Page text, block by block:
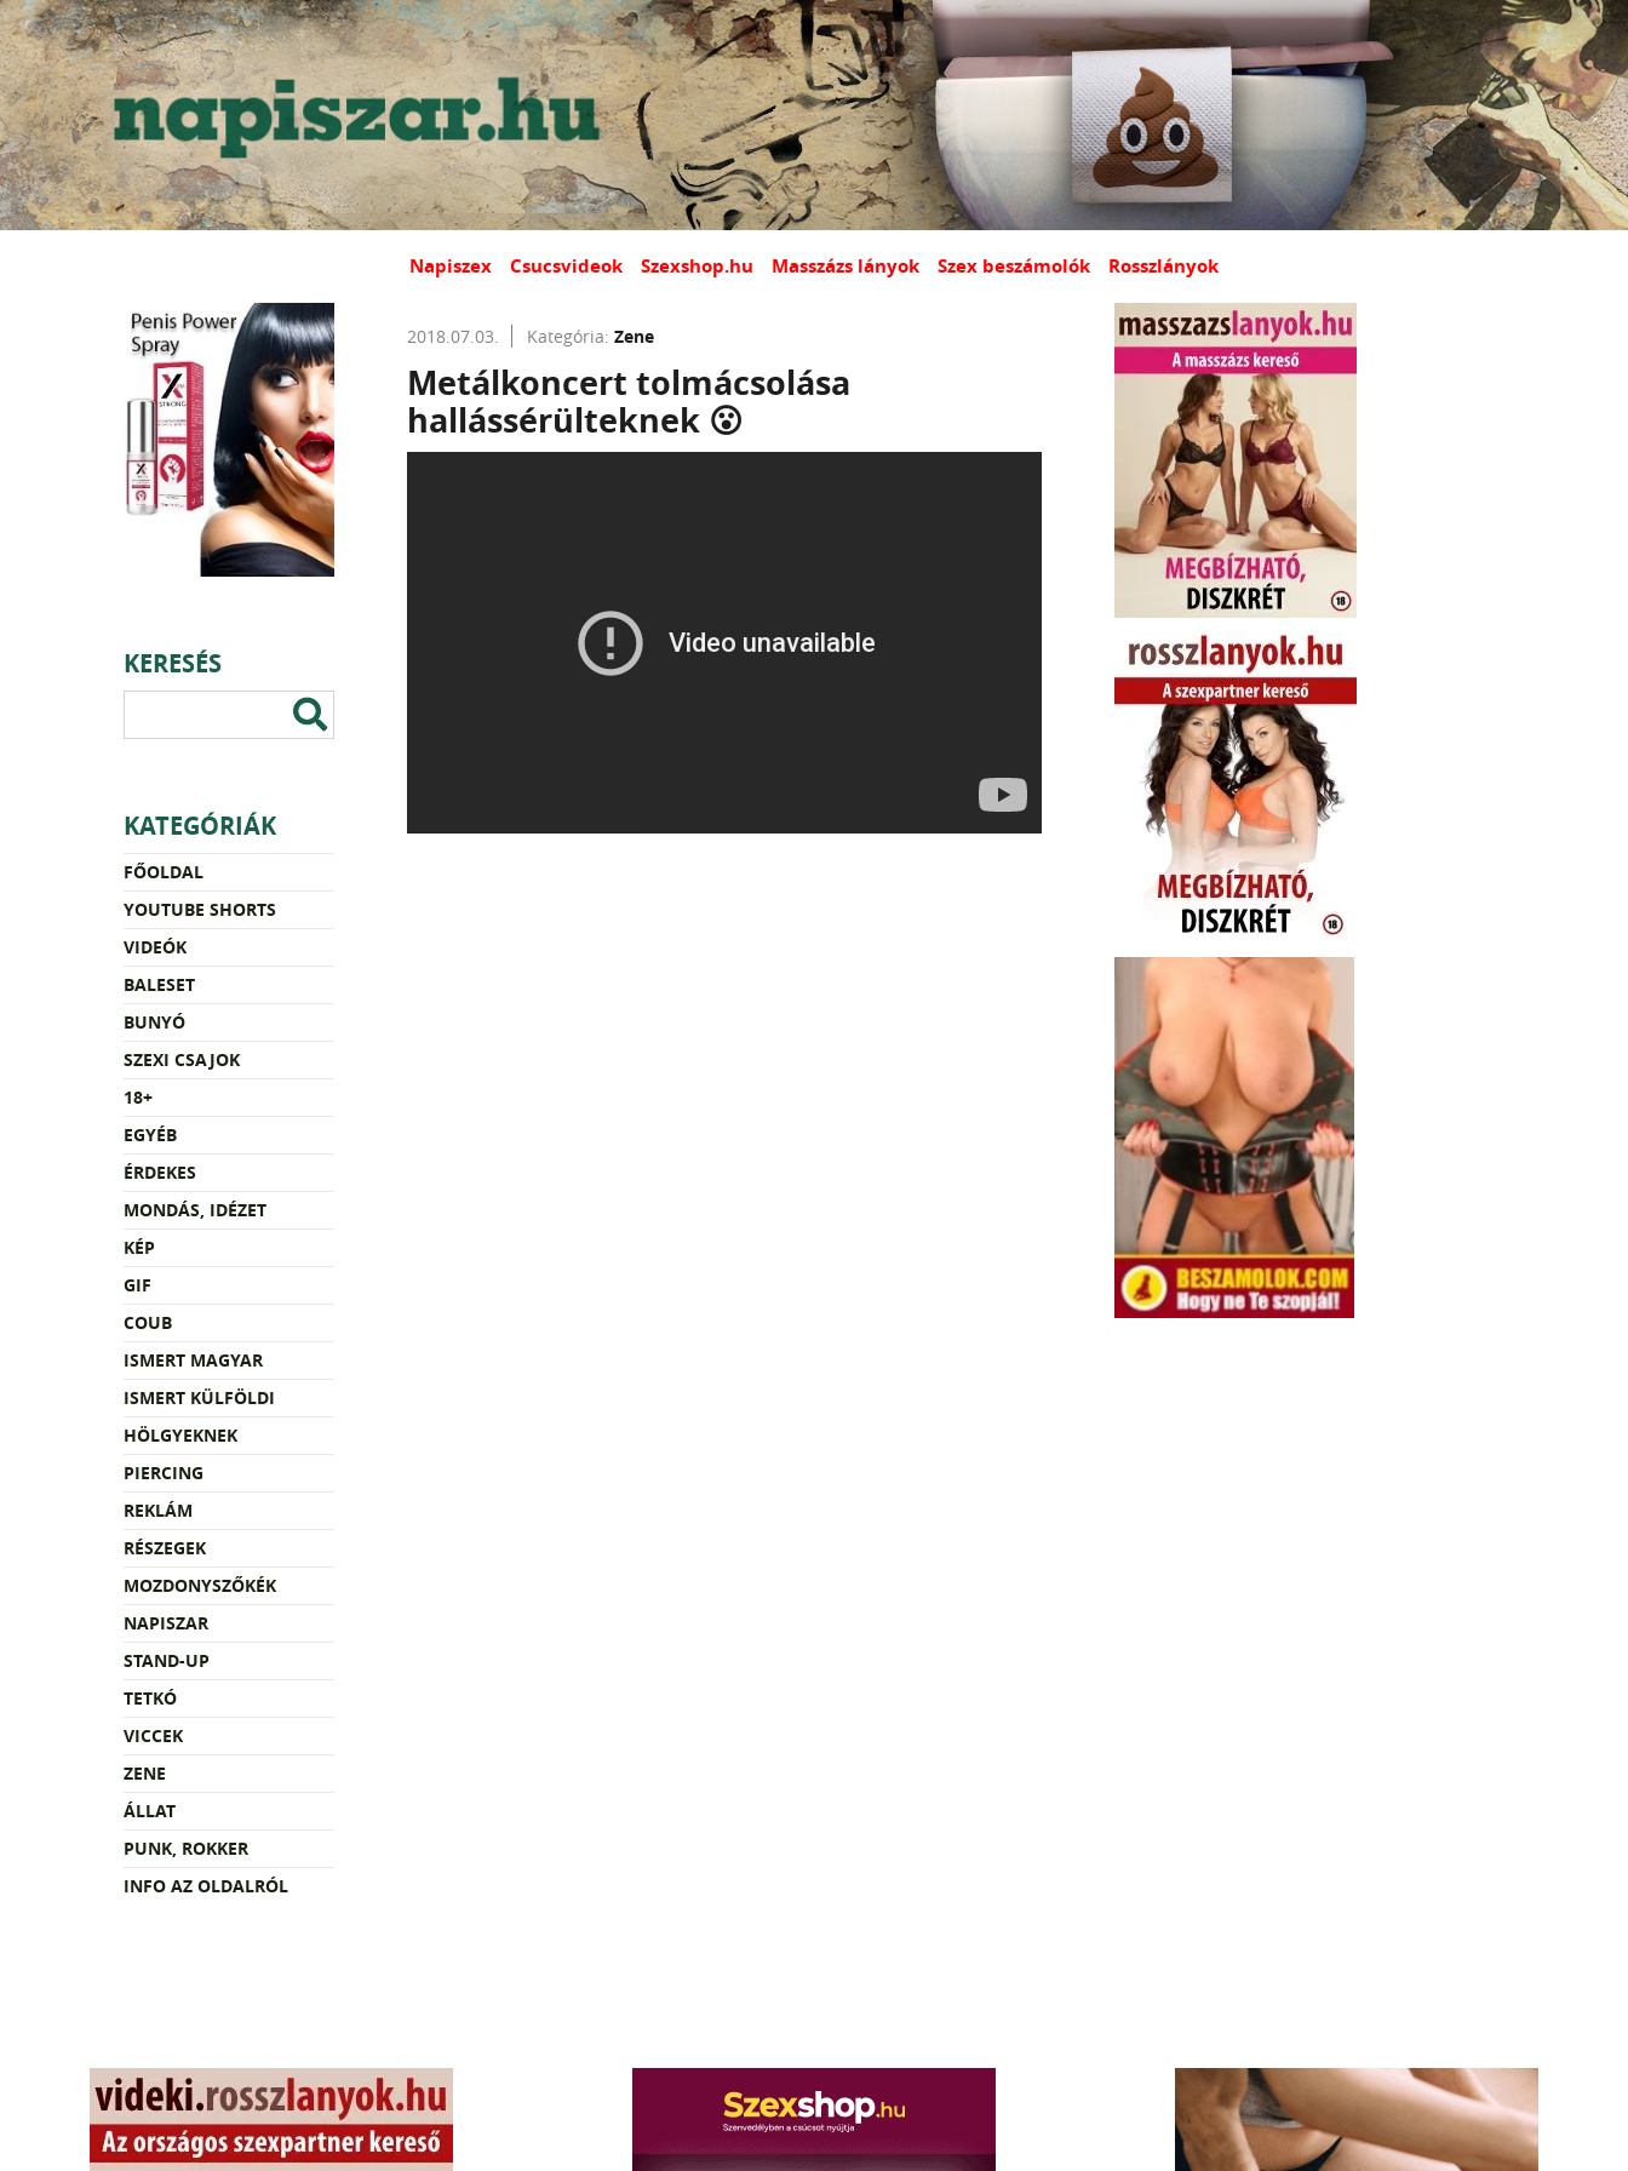
Napiszex Csucsvideok Szexshop.hu Masszázs lányok Szex beszámolók Rosszlányok
KERESÉS
KATEGÓRIÁK
FŐOLDAL
YOUTUBE SHORTS
VIDEÓK
BALESET
BUNYÓ
SZEXI CSAJOK
18+
EGYÉB
ÉRDEKES
MONDÁS, IDÉZET
KÉP
GIF
COUB
ISMERT MAGYAR
ISMERT KÜLFÖLDI
HÖLGYEKNEK
PIERCING
REKLÁM
RÉSZEGEK
MOZDONYSZŐKÉK
NAPISZAR
STAND-UP
TETKÓ
VICCEK
ZENE
ÁLLAT
PUNK, ROKKER
INFO AZ OLDALRÓL
2018.07.03. Kategória: Zene
Metálkoncert tolmácsolása
hallássérülteknek 😮